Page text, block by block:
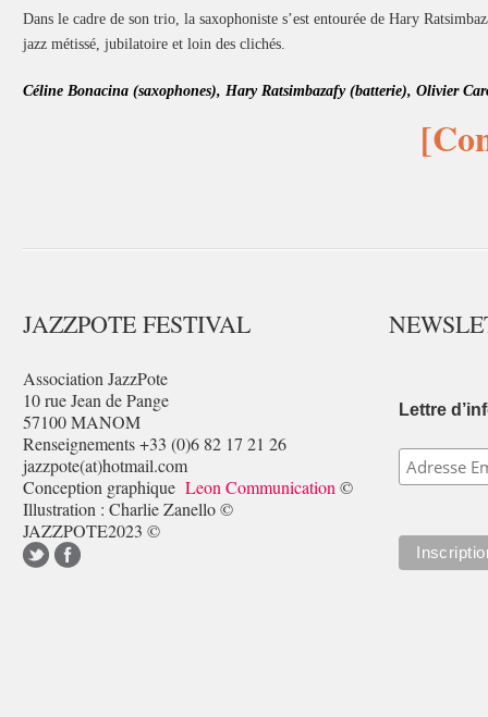
Dans le cadre de son trio, la saxophoniste s’est entourée de Hary
jazz métissé, jubilatoire et loin des clichés.
Céline Bonacina (saxophones), Hary Ratsimbazafy (batterie), Olivier
JAZZPOTE FESTIVAL
Association JazzPote
10 rue Jean de Pange
57100 MANOM
Renseignements +33 (0)6 82 17 21 26
jazzpote(at)hotmail.com
Conception graphique Leon Communication ©
Illustration : Charlie Zanello ©
JAZZPOTE2023 ©
Lettre